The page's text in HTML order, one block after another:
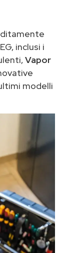
inclusi i
Vapor
modelli